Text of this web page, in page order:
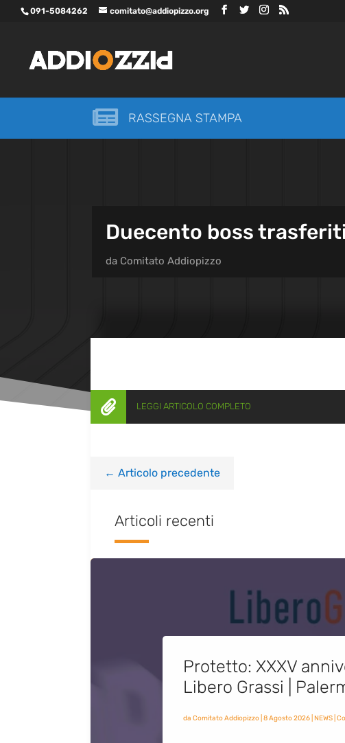
091-5084262 comitato@addiopizzo.org
 RASSEGNA STAMPA
Duecento boss
da Comitato Addiopizzo
 LEGGI ARTICOLO COMPLETO
← Articolo precedente
Articoli recenti
Protetto: XXXV
Libero Grassi |
da Comitato Addiopizzo| 8 Agosto 2026| NEWS|